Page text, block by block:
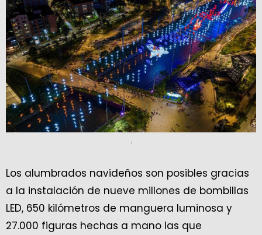
.
Los alumbrados navideños son posibles gracias
a la instalación de nueve millones de bombillas
LED, 650 kilómetros de manguera luminosa y
27.000 figuras hechas a mano las que